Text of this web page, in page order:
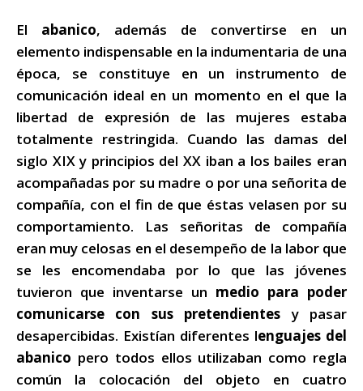
El abanico, además de convertirse en un
elemento indispensable en la indumentaria de una
época, se constituye en un instrumento de
comunicación ideal en un momento en el que la
libertad de expresión de las mujeres estaba
totalmente restringida. Cuando las damas del
siglo XIX y principios del XX iban a los bailes eran
acompañadas por su madre o por una señorita de
compañía, con el fin de que éstas velasen por su
comportamiento. Las señoritas de compañía
eran muy celosas en el desempeño de la labor que
se les encomendaba por lo que las jóvenes
tuvieron que inventarse un medio para poder
comunicarse con sus pretendientes y pasar
desapercibidas. Existían diferentes lenguajes del
abanico pero todos ellos utilizaban como regla
común la colocación del objeto en cuatro